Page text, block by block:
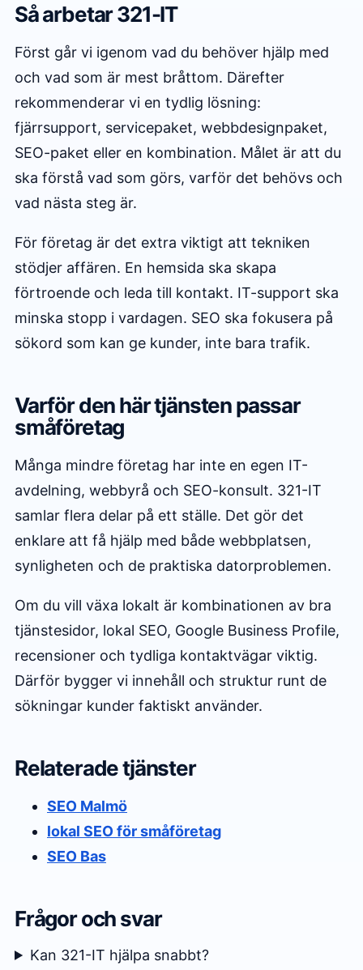
Så arbetar 321-IT
Först går vi igenom vad du behöver hjälp med
och vad som är mest bråttom. Därefter
rekommenderar vi en tydlig lösning:
fjärrsupport, servicepaket, webbdesignpaket,
SEO-paket eller en kombination. Målet är att du
ska förstå vad som görs, varför det behövs och
vad nästa steg är.
För företag är det extra viktigt att tekniken
stödjer affären. En hemsida ska skapa
förtroende och leda till kontakt. IT-support ska
minska stopp i vardagen. SEO ska fokusera på
sökord som kan ge kunder, inte bara trafik.
Varför den här tjänsten passar
småföretag
Många mindre företag har inte en egen IT-
avdelning, webbyrå och SEO-konsult. 321-IT
samlar flera delar på ett ställe. Det gör det
enklare att få hjälp med både webbplatsen,
synligheten och de praktiska datorproblemen.
Om du vill växa lokalt är kombinationen av bra
tjänstesidor, lokal SEO, Google Business Profile,
recensioner och tydliga kontaktvägar viktig.
Därför bygger vi innehåll och struktur runt de
sökningar kunder faktiskt använder.
Relaterade tjänster
SEO Malmö
lokal SEO för småföretag
SEO Bas
Frågor och svar
Kan 321-IT hjälpa snabbt?